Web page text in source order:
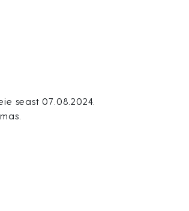
seast 07.08.2024.